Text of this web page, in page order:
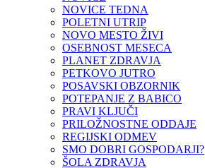
NOVICE TEDNA
POLETNI UTRIP
NOVO MESTO ŽIVI
OSEBNOST MESECA
PLANET ZDRAVJA
PETKOVO JUTRO
POSAVSKI OBZORNIK
POTEPANJE Z BABICO
PRAVI KLJUČI
PRILOŽNOSTNE ODDAJE
REGIJSKI ODMEV
SMO DOBRI GOSPODARJI?
ŠOLA ZDRAVJA